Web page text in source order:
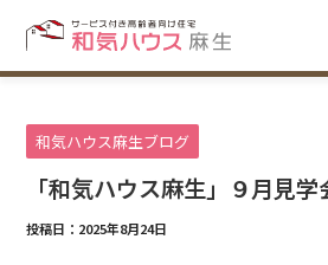
和気ハウス麻生ブログ
「和気ハウス麻生」９月見
投稿日：2025年8月24日